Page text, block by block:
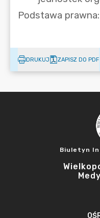
DRUKUJ ZAPISZ DO PDF
Biuletyn